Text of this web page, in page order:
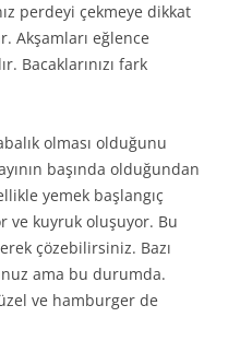
perdeyi çekmeye dikkat
Akşamları eğlence
Bacaklarınızı fark
olması olduğunu
başında olduğundan
yemek başlangıç
ve kuyruk oluşuyor. Bu
çözebilirsiniz. Bazı
ama bu durumda.
ve hamburger de